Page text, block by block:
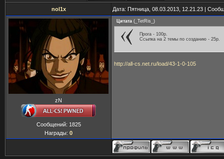
nol1x Дата: Пятница, 08.03.2013, 12.21.23 |
zN
Сообщений: 1825
Награды: 0
Цитата ( _TetRis_ )
Прога - 100р.
Ссылка на 2 темы по созданию - 25р.
http://all-cs.net.ru/load/43-1-0-105